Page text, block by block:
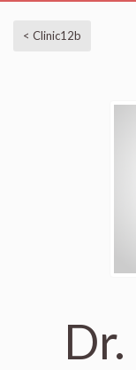
< Clinic12b